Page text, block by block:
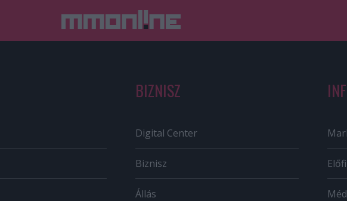
BIZNISZ
Digital Center
Biznisz
Állás